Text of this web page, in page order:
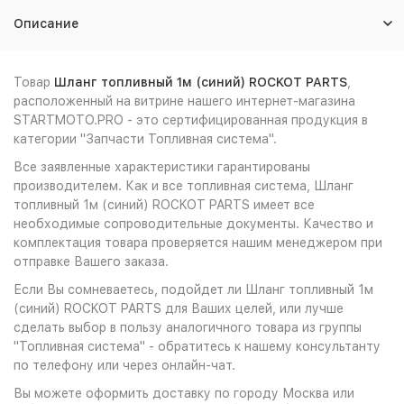
Описание
Товар Шланг топливный 1м (синий) ROCKOT PARTS
расположенный на витрине нашего интернет-магазина
STARTMOTO.PRO - это сертифицированная продукция в
категории "Запчасти Топливная система".
Все заявленные характеристики гарантированы
производителем. Как и все топливная система, Шланг
топливный 1м (синий) ROCKOT PARTS имеет все
необходимые сопроводительные документы. Качество и
комплектация товара проверяется нашим менеджером при
отправке Вашего заказа.
Если Вы сомневаетесь, подойдет ли Шланг топливный 1м
(синий) ROCKOT PARTS для Ваших целей, или лучше
сделать выбор в пользу аналогичного товара из группы
"Топливная система" - обратитесь к нашему консультанту
по телефону или через онлайн-чат.
Вы можете оформить доставку по городу Москва или